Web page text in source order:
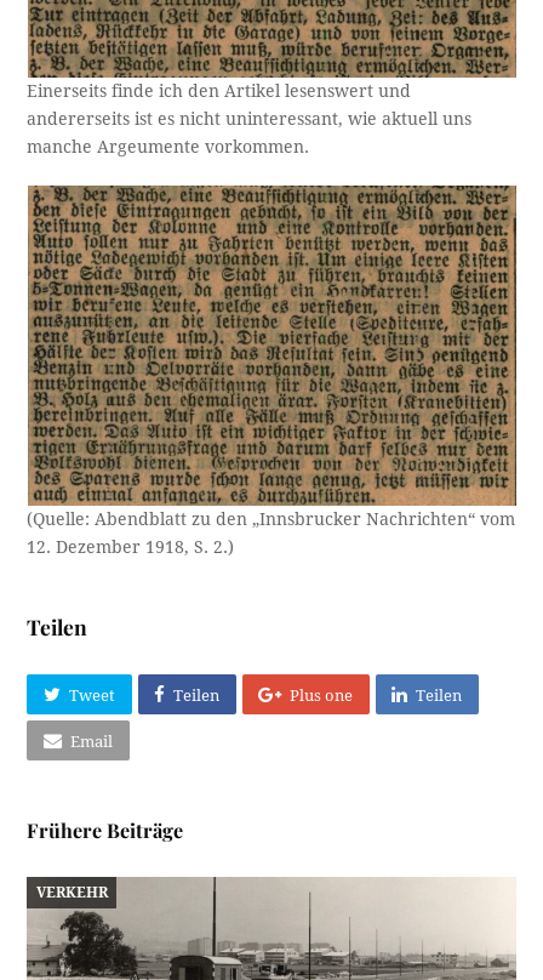
Einerseits finde ich den Artikel lesenswert und
andererseits ist es nicht uninteressant, wie aktuell uns
manche Argeumente vorkommen.
(Quelle: Abendblatt zu den „Innsbrucker Nachrichten“ vom
12. Dezember 1918, S. 2.)
Teilen
Tweet Teilen Plus one Teilen
Email
Frühere Beiträge
VERKEHR